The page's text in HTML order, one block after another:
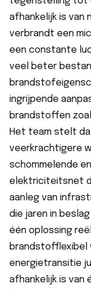
afhankelijk is van
verbrandt een
een constante
veel beter
ingrijpende
brandstoffen
Het team stelt
veerkrachtigere
schommelende
elektriciteitsnet
aanleg van
die jaren in
één oplossing
brandstofflexibel
energietransitie
afhankelijk is van